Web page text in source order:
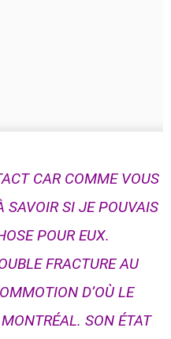
CAR COMME VOUS
SAVOIR SI JE POUVAIS
POUR EUX.
FRACTURE AU
D’OÙ LE
SON ÉTAT